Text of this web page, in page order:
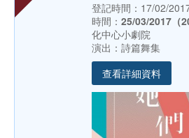
登記時間：17/02/
時間： 25/03/2017（
化中心小劇院
演出：詩篇舞集
查看詳細資料